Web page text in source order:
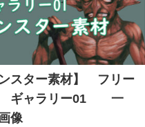
ンスター素材】 フリー
ギャラリー01 一
像